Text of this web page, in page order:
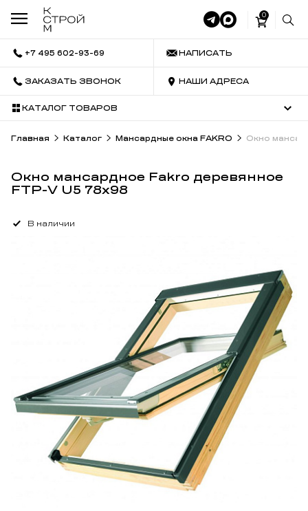
0
+7 495 602-93-69 НАПИСАТЬ
ЗАКАЗАТЬ ЗВОНОК НАШИ АДРЕСА
КАТАЛОГ ТОВАРОВ
Главная Каталог Мансардные окна FAKRO Окно
Окно мансардное Fakro деревянное
FTP-V U5 78х98
В наличии